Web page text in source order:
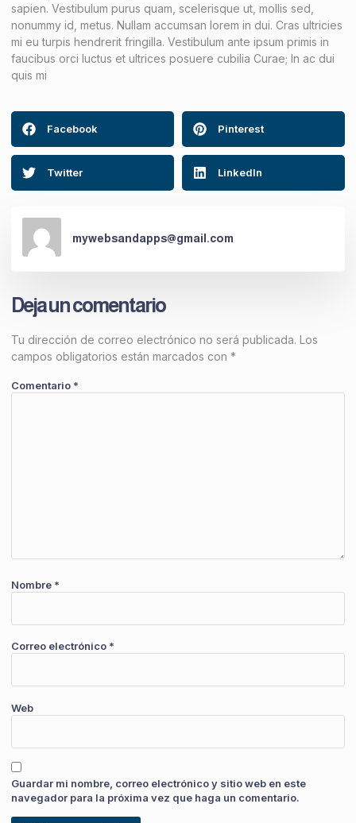
sapien. Vestibulum purus quam, scelerisque ut, mollis sed,
nonummy id, metus. Nullam accumsan lorem in dui. Cras ultricies
mi eu turpis hendrerit fringilla. Vestibulum ante ipsum primis in
faucibus orci luctus et ultrices posuere cubilia Curae; In ac dui
quis mi
Facebook Pinterest
Twitter LinkedIn
mywebsandapps@gmail.com
Deja un comentario
Tu dirección de correo electrónico no será publicada. Los
campos obligatorios están marcados con *
Comentario *
Nombre *
Correo electrónico *
Web
Guardar mi nombre, correo electrónico y sitio web en este
navegador para la próxima vez que haga un comentario.